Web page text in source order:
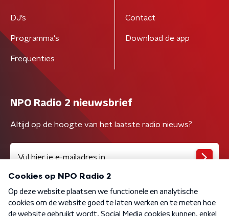
DJ’s
Programma's
Frequenties
Contact
Download de app
NPO Radio 2 nieuwsbrief
Altijd op de hoogte van het laatste radio nieuws?